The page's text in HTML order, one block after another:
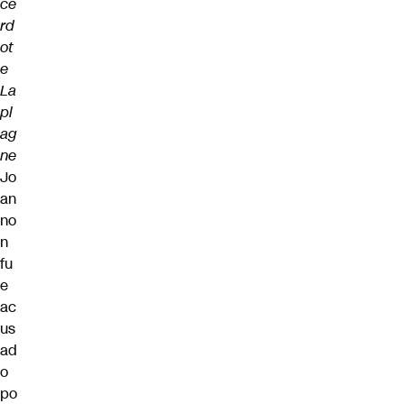
rd
ot
e
La
pl
ag
ne
Jo
an
no
n
fu
e
ac
us
ad
o
po